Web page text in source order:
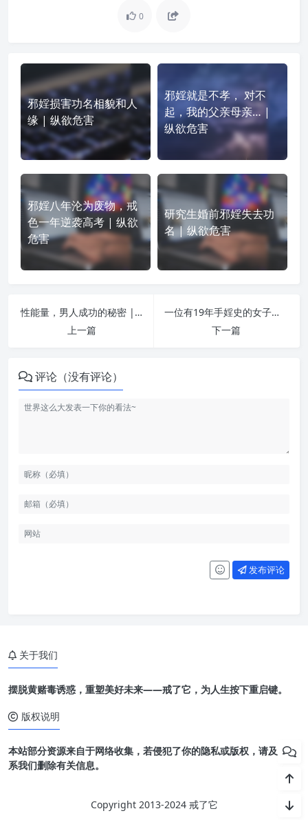
0
邪婬损害功名相貌和人
缘 | 纵欲危害
邪婬就是不孝， 对不
起，我的父亲母亲… |
纵欲危害
邪婬八年沦为废物，戒
色一年逆袭高考 | 纵欲
危害
研究生婚前邪婬失去功
名 | 纵欲危害
性能量，男人成功的秘密 | 纵欲危害
上一篇
一位有19年手婬史的女子告诫：赶紧戒了吧！ | 纵欲危害
下一篇
评论（没有评论）
发布评论
关于我们
摆脱黄赌毒诱惑，重塑美好未来——戒了它，为人生按下重启键。
版权说明
本站部分资源来自于网络收集，若侵犯了你的隐私或版权，请及时联
系我们删除有关信息。
Copyright 2013-2024 戒了它